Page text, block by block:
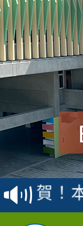
賀！
賽 洪
名
賀！
倩參
賀！